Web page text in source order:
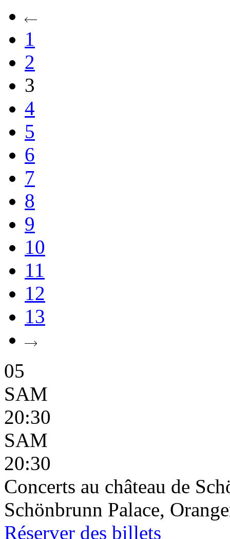
1
2
3
4
5
6
7
8
9
10
11
12
13
05
SAM
20:30
SAM
20:30
Concerts au château de
Schönbrunn Palace,
Réserver des billets